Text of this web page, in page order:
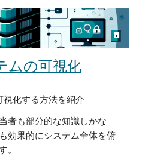
ムの可視化
視化する方法を紹介
者も部分的な知識しかな
効果的にシステム全体を俯
。